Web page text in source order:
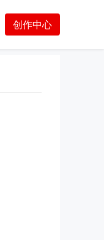
创作中心